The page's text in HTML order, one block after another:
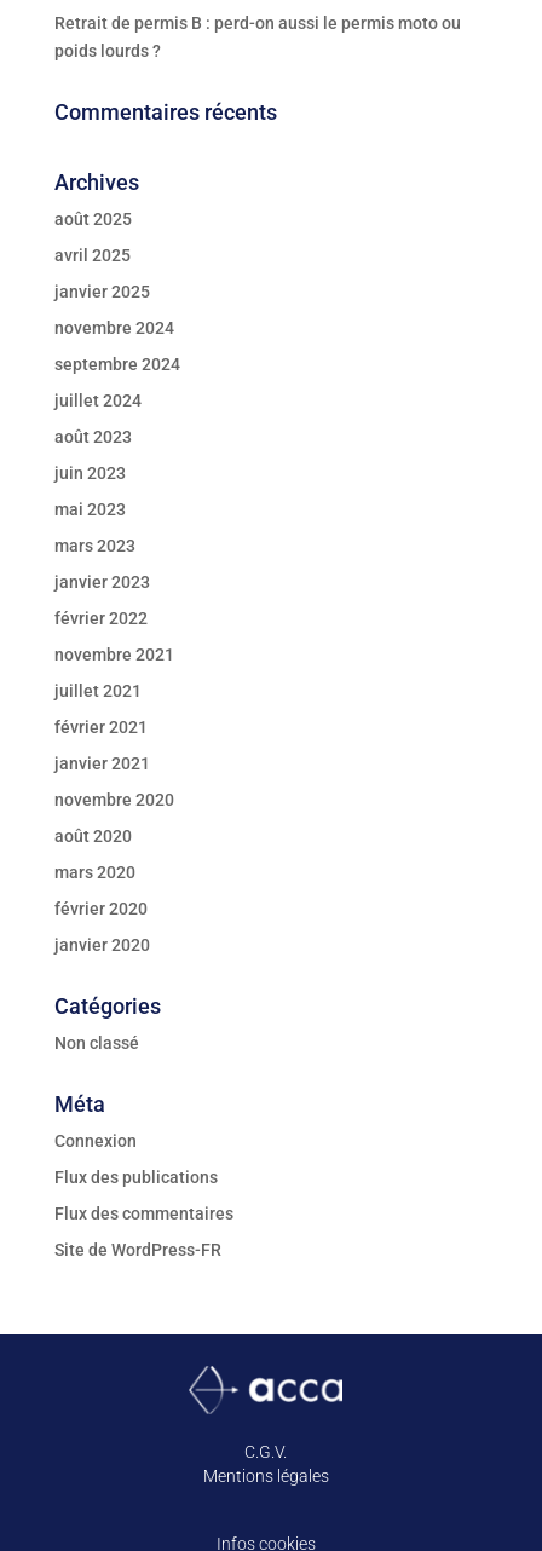
Retrait de permis B : perd-on aussi le permis moto ou
poids lourds ?
Commentaires récents
Archives
août 2025
avril 2025
janvier 2025
novembre 2024
septembre 2024
juillet 2024
août 2023
juin 2023
mai 2023
mars 2023
janvier 2023
février 2022
novembre 2021
juillet 2021
février 2021
janvier 2021
novembre 2020
août 2020
mars 2020
février 2020
janvier 2020
Catégories
Non classé
Méta
Connexion
Flux des publications
Flux des commentaires
Site de WordPress-FR
C.G.V.
Mentions légales
Infos cookies